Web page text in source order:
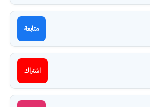
متابعة
اشتراك